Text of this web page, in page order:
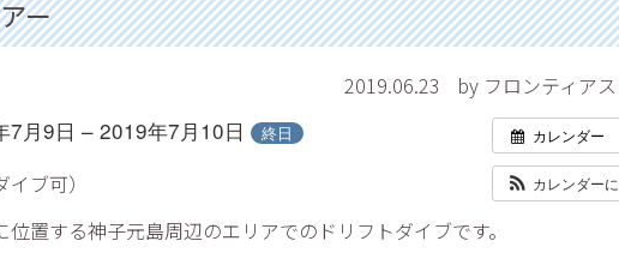
ー
2019.06.23 by フロンティア
カレンダー
カレンダー
7月9日 – 2019年7月10日 終日
ブ可）
置する神子元島周辺のエリアでのドリフトダイブです。